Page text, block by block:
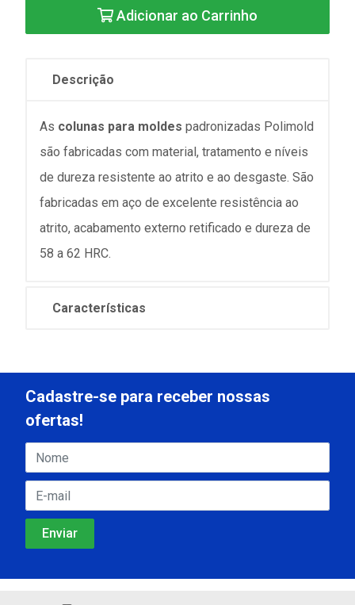
Adicionar ao Carrinho
Descrição
As colunas para moldes padronizadas Polimold
são fabricadas com material, tratamento e níveis
de dureza resistente ao atrito e ao desgaste. São
fabricadas em aço de excelente resistência ao
atrito, acabamento externo retificado e dureza de
58 a 62 HRC.
Características
Cadastre-se para receber nossas
ofertas!